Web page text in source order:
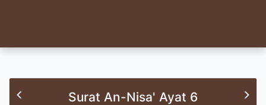
Surat An-Nisa' Ayat 6